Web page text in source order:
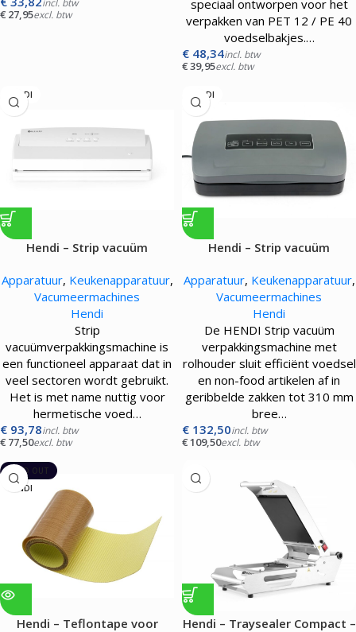
975374 vacuüm
incl. btw
€ 27,95excl. btw
speciaal ontworpen voor het
verpakken van PET 12 / PE 40
voedselbakjes.…
€ 48,34incl. btw
€39,95excl. btw
HENDI
Hendi – Strip vacuüm
Apparatuur, Keukenapparatuur,
Vacumeermachines
Hendi
Strip
vacuümverpakkingsmachine is
een functioneel apparaat dat in
veel sectoren wordt gebruikt.
Het is met name nuttig voor
hermetische voed…
€ 93,78incl. btw
€ 77,50excl. btw
HENDI
Hendi – Strip vacuüm
rolhouder – 100W
Apparatuur, Keukenapparatuur,
Vacumeermachines
Hendi
De HENDI Strip vacuüm
verpakkingsmachine met
rolhouder sluit efficiënt voedsel
en non-food artikelen af in
geribbelde zakken tot 310 mm
bree…
€ 132,50incl. btw
€109,50excl. btw
SOLD OUT
HENDI
Hendi – Teflontape voor
Hendi – Traysealer Compact –